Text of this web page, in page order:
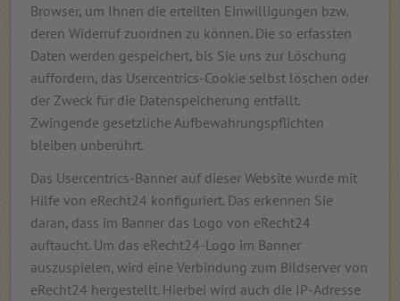
Browser, um Ihnen die erteilten Einwilligungen bzw.
deren Widerruf zuordnen zu können. Die so erfassten
Daten werden gespeichert, bis Sie uns zur Löschung
auffordern, das Usercentrics-Cookie selbst löschen oder
der Zweck für die Datenspeicherung entfällt.
Zwingende gesetzliche Aufbewahrungspflichten
bleiben unberührt.
Das Usercentrics-Banner auf dieser Website wurde mit
Hilfe von eRecht24 konfiguriert. Das erkennen Sie
daran, dass im Banner das Logo von eRecht24
auftaucht. Um das eRecht24-Logo im Banner
auszuspielen, wird eine Verbindung zum Bildserver von
eRecht24 hergestellt. Hierbei wird auch die IP-Adresse